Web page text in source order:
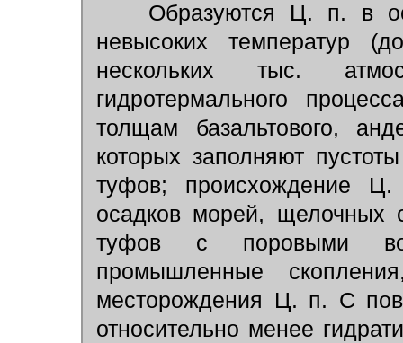
Образуются Ц. п. в
невысоких температур
нескольких тыс.
гидротермального
толщам базальтового,
которых заполняют
туфов; происхождение
осадков морей, щелочных
туфов с поровыми
промышленные
месторождения Ц. п. С
относительно менее